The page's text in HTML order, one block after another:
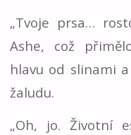
„Tvoje prsa…
Ashe, což
hlavu od slinami
žaludu.
„Oh, jo. Životní